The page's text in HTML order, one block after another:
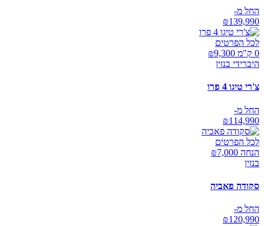
החל מ-
₪139,990
לכל הפרטים
0 ק"מ ₪
9,300
היברידי בנזין
צ'רי טיגו 4 פרו
החל מ-
₪114,990
לכל הפרטים
הנחה ₪ 7,000
בנזין
סקודה פאביה
החל מ-
₪120,990